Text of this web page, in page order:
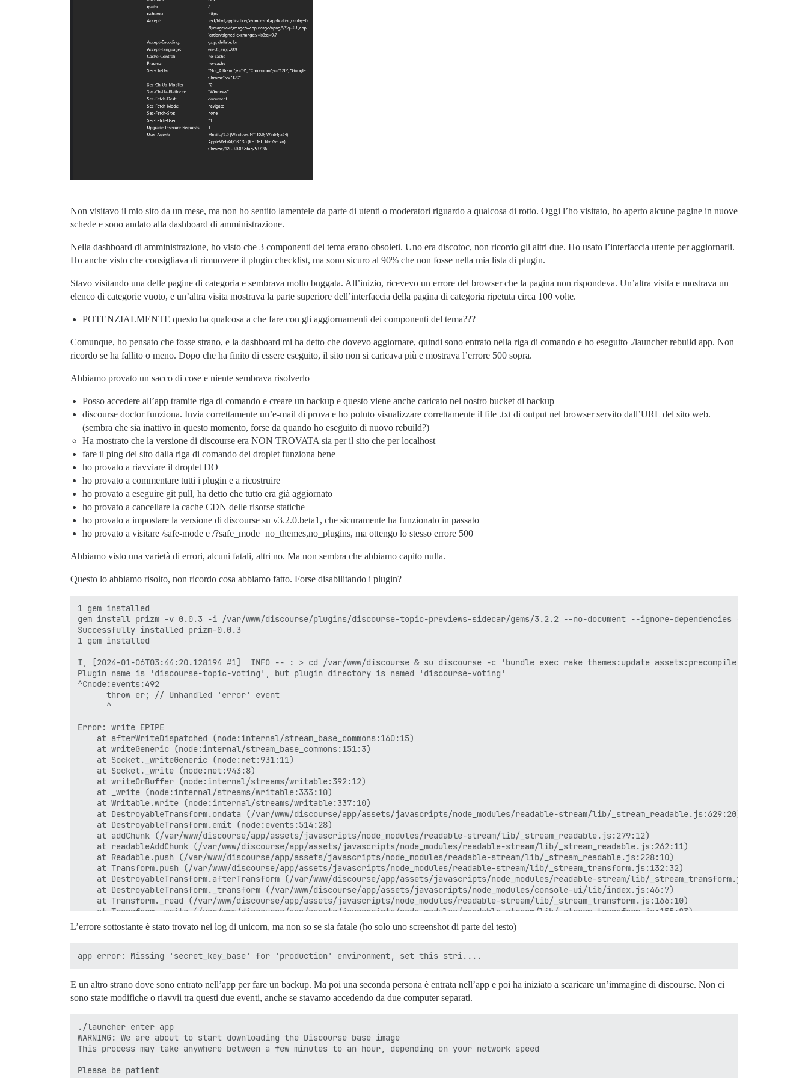
Non visitavo il mio sito da un mese, ma non ho sentito lamentele da parte di utenti o moderatori riguardo a qualcosa di rotto. Oggi l’ho visitato, ho aperto alcune pagine in nuove
schede e sono andato alla dashboard di amministrazione.
Nella dashboard di amministrazione, ho visto che 3 componenti del tema erano obsoleti. Uno era discotoc, non ricordo gli altri due. Ho usato l’interfaccia utente per aggiornarli.
Ho anche visto che consigliava di rimuovere il plugin checklist, ma sono sicuro al 90% che non fosse nella mia lista di plugin.
Stavo visitando una delle pagine di categoria e sembrava molto buggata. All’inizio, ricevevo un errore del browser che la pagina non rispondeva. Un’altra visita e mostrava un
elenco di categorie vuoto, e un’altra visita mostrava la parte superiore dell’interfaccia della pagina di categoria ripetuta circa 100 volte.
POTENZIALMENTE questo ha qualcosa a che fare con gli aggiornamenti dei componenti del tema???
Comunque, ho pensato che fosse strano, e la dashboard mi ha detto che dovevo aggiornare, quindi sono entrato nella riga di comando e ho eseguito ./launcher rebuild app. Non
ricordo se ha fallito o meno. Dopo che ha finito di essere eseguito, il sito non si caricava più e mostrava l’errore 500 sopra.
Abbiamo provato un sacco di cose e niente sembrava risolverlo
Posso accedere all’app tramite riga di comando e creare un backup e questo viene anche caricato nel nostro bucket di backup
discourse doctor funziona. Invia correttamente un’e-mail di prova e ho potuto visualizzare correttamente il file .txt di output nel browser servito dall’URL del sito web.
(sembra che sia inattivo in questo momento, forse da quando ho eseguito di nuovo rebuild?)
Ha mostrato che la versione di discourse era NON TROVATA sia per il sito che per localhost
fare il ping del sito dalla riga di comando del droplet funziona bene
ho provato a riavviare il droplet DO
ho provato a commentare tutti i plugin e a ricostruire
ho provato a eseguire git pull, ha detto che tutto era già aggiornato
ho provato a cancellare la cache CDN delle risorse statiche
ho provato a impostare la versione di discourse su v3.2.0.beta1, che sicuramente ha funzionato in passato
ho provato a visitare /safe-mode e /?safe_mode=no_themes,no_plugins, ma ottengo lo stesso errore 500
Abbiamo visto una varietà di errori, alcuni fatali, altri no. Ma non sembra che abbiamo capito nulla.
Questo lo abbiamo risolto, non ricordo cosa abbiamo fatto. Forse disabilitando i plugin?
1 gem installed
gem install prizm -v 0.0.3 -i /var/www/discourse/plugins/discourse-topic-previews-sidecar/gems/3.2.2 --no-document --ignore-dependencies --no-user-
Successfully installed prizm-0.0.3
1 gem installed
I, [2024-01-06T03:44:20.128194 #1]  INFO -- : > cd /var/www/discourse & su discourse -c 'bundle exec rake themes:update assets:precompile'
Plugin name is 'discourse-topic-voting', but plugin directory is named 'discourse-voting'
^Cnode:events:492
      throw er; // Unhandled 'error' event
      ^
Error: write EPIPE
    at afterWriteDispatched (node:internal/stream_base_commons:160:15)
    at writeGeneric (node:internal/stream_base_commons:151:3)
    at Socket._writeGeneric (node:net:931:11)
    at Socket._write (node:net:943:8)
    at writeOrBuffer (node:internal/streams/writable:392:12)
    at _write (node:internal/streams/writable:333:10)
    at Writable.write (node:internal/streams/writable:337:10)
    at DestroyableTransform.ondata (/var/www/discourse/app/assets/javascripts/node_modules/readable-stream/lib/_stream_readable.js:629:20)
    at DestroyableTransform.emit (node:events:514:28)
    at addChunk (/var/www/discourse/app/assets/javascripts/node_modules/readable-stream/lib/_stream_readable.js:279:12)
    at readableAddChunk (/var/www/discourse/app/assets/javascripts/node_modules/readable-stream/lib/_stream_readable.js:262:11)
    at Readable.push (/var/www/discourse/app/assets/javascripts/node_modules/readable-stream/lib/_stream_readable.js:228:10)
    at Transform.push (/var/www/discourse/app/assets/javascripts/node_modules/readable-stream/lib/_stream_transform.js:132:32)
    at DestroyableTransform.afterTransform (/var/www/discourse/app/assets/javascripts/node_modules/readable-stream/lib/_stream_transform.js:85:10)
    at DestroyableTransform._transform (/var/www/discourse/app/assets/javascripts/node_modules/console-ui/lib/index.js:46:7)
    at Transform._read (/var/www/discourse/app/assets/javascripts/node_modules/readable-stream/lib/_stream_transform.js:166:10)
    at Transform._write (/var/www/discourse/app/assets/javascripts/node_modules/readable-stream/lib/_stream_transform.js:155:83)
    at doWrite (/var/www/discourse/app/assets/javascripts/node_modules/readable-stream/lib/_stream_writable.js:390:139)
    at writeOrBuffer (/var/www/discourse/app/assets/javascripts/node_modules/readable-stream/lib/_stream_writable.js:381:5)
    at UI.write (/var/www/discourse/app/assets/javascripts/node_modules/console-ui/lib/index.js:73:25)
    at Class._handleProgress (/var/www/discourse/app/assets/javascripts/ember-cli-progress-ci/index.js:45:23)
    at listOnTimeout (node:internal/timers:569:17)
  code: 'EPIPE',
  syscall: 'write'
}
Node.js v18.17.1
L’errore sottostante è stato trovato nei log di unicorn, ma non so se sia fatale (ho solo uno screenshot di parte del testo)
E un altro strano dove sono entrato nell’app per fare un backup. Ma poi una seconda persona è entrata nell’app e poi ha iniziato a scaricare un’immagine di discourse. Non ci
sono state modifiche o riavvii tra questi due eventi, anche se stavamo accedendo da due computer separati.
./launcher enter app
WARNING: We are about to start downloading the Discourse base image
This process may take anywhere between a few minutes to an hour, depending on your network speed
Please be patient